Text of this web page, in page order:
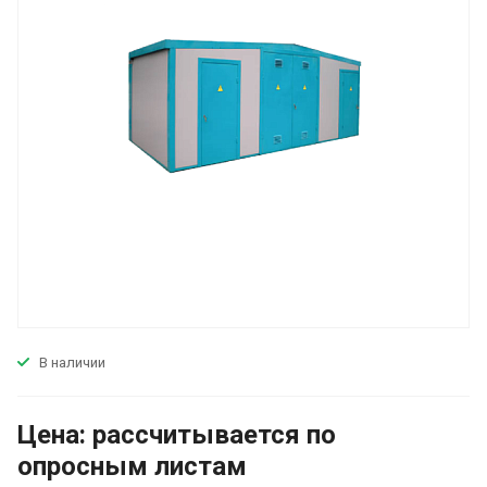
В наличии
Цена: рассчитывается по
опросным листам